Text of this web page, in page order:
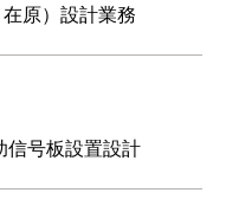
原）設計業務
信号板設置設計